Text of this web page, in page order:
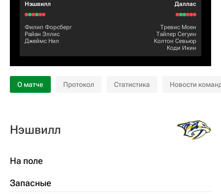
Нэшвилл Даллас
Филип Форсберг
Райан Эллис
Джеймс Нил
Тревис Моен
Тайлер Сегуин
Колтон Севьюр
Коди Икин
О матче Протокол Статистика Новости
Нэшвилл
На поле
Запасные